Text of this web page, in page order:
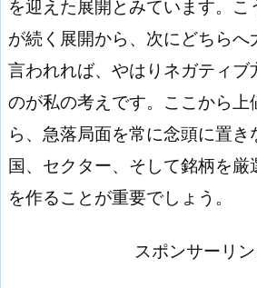
を迎えた展開とみています。こ
が続く展開から、次にどちらへ
言われれば、やはりネガティブ
のが私の考えです。ここから上
ら、急落局面を常に念頭に置き
国、セクター、そして銘柄を厳
を作ることが重要でしょう。
スポンサーリン